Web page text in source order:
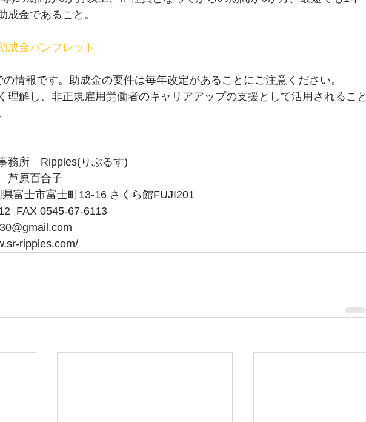
成金であること。
成金パンフレット
情報です。助成金の要件は毎年改定があることにご注意ください。
理解し、非正規雇用労働者のキャリアアップの支援として活用されること
務所　Ripples(りぷるす)
芦原百合子
富士市富士町13-16 さくら館FUJI201
FAX 0545-67-6113
ripples.com/